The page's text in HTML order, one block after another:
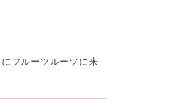
フルーツルーツに来